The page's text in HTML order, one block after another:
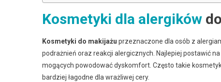
Kosmetyki dla alergików
Kosmetyki do makijażu przeznaczone dla osób z
podrażnień oraz reakcji alergicznych. Najlepiej postawić na
mogących powodować dyskomfort. Często takie
bardziej łagodne dla wrażliwej cery.